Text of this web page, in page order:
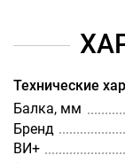
Технические
Балка, мм
Бренд
ВИ+